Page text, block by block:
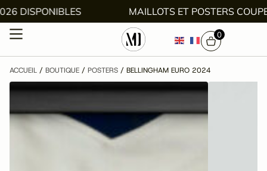
2026 DISPONIBLES MAILLOTS ET POSTERS
0
ACCUEIL / BOUTIQUE / POSTERS / BELLINGHAM EURO 2024